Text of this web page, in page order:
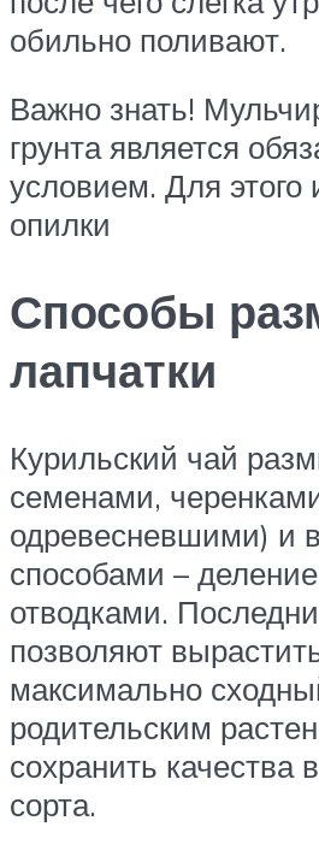
обильно поливают.
Важно знать!
грунта является
условием. Для этого
опилки
Способы
лапчатки
Курильский чай
семенами,
одревесневшими) и
способами –
отводками.
позволяют
максимально
родительским
сохранить качества
сорта.